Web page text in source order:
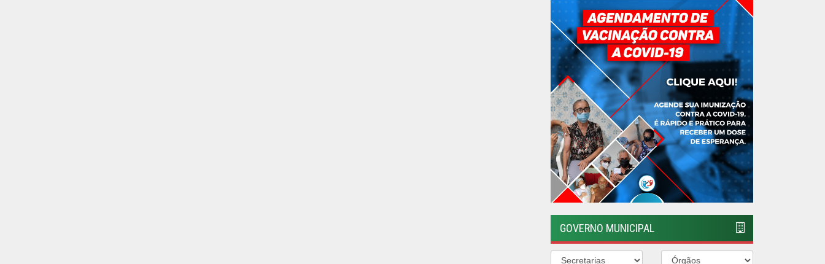
GOVERNO MUNICIPAL
ÚLTIMAS NOTÍCIAS
Feira Nova lança o Living Lab 2030,
Programa de Sustentabilidade
Ambiental atrelado à Educação.
Publicado em: 8 de julho de 2026
Prefeitura disponibiliza o telefone da
Defesa Civil Municipal
Publicado em: 2 de maio de 2026